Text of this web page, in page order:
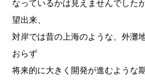
なっているかは見えませんでした
望出来、
対岸では昔の上海のような、外灘
おらず
将来的に大きく開発が進むような